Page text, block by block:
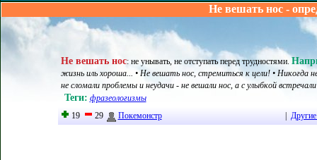
Не вешать нос -
Не вешать нос: не унывать, не отступать перед трудностями.
жизнь иль хороша... • Не вешать нос, стремиться к цели! • Никогда
не сломали проблемы и неудачи - не вешали нос, а с улыбкой
Теги: фразеологизмы
19
29 Покемонстр